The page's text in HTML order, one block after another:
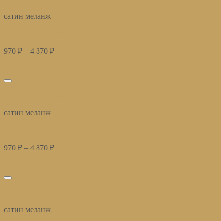
сатин меланж
970 ₽ – 4 870 ₽
сатин меланж
970 ₽ – 4 870 ₽
сатин меланж